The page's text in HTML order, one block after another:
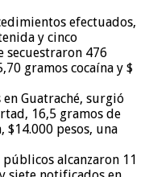
efectuados,
y cinco
secuestraron 476
gramos cocaína y $
Guatraché, surgió
16,5 gramos de
$14.000 pesos, una
alcanzaron 11